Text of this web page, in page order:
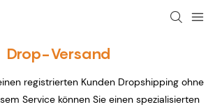
Drop-Versand
registrierten Kunden Dropshipping ohne
Service können Sie einen spezialisierten